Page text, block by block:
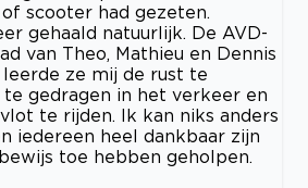
scooter had gezeten.
gehaald natuurlijk. De AVD-
van Theo, Mathieu en Dennis
ze mij de rust te
te gedragen in het verkeer en
te rijden. Ik kan niks anders
iedereen heel dankbaar zijn
toe hebben geholpen.